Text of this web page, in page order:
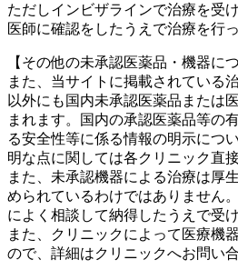
ただしインビザラインで治療を受
医師に確認をしたうえで治療を行
【その他の未承認医薬品・機器につ
また、当サイトに掲載されている
以外にも国内未承認医薬品または
まれます。国内の承認医薬品等の
る安全性等に係る情報の明示につ
明な点に関しては各クリニック直
また、未承認機器による治療は厚
められているわけではありません
によく相談して納得したうえで受
また、クリニックによって医療機
ので、詳細はクリニックへお問い